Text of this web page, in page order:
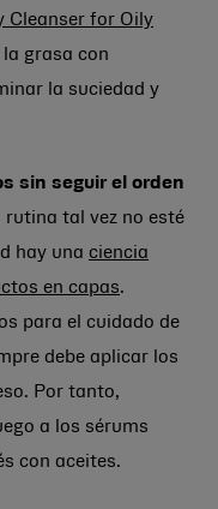
Cleanser for Oily
grasa con
la suciedad y
sin seguir el orden
rutina tal vez no esté
hay una ciencia
en capas.
para el cuidado de
debe aplicar los
Por tanto,
a los sérums
con aceites.